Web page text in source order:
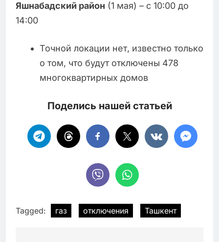
Яшнабадский район (1 мая) – с 10:00 до
14:00
Точной локации нет, известно только
о том, что будут отключены 478
многоквартирных домов
Поделись нашей статьей
Tagged: газ отключения Ташкент